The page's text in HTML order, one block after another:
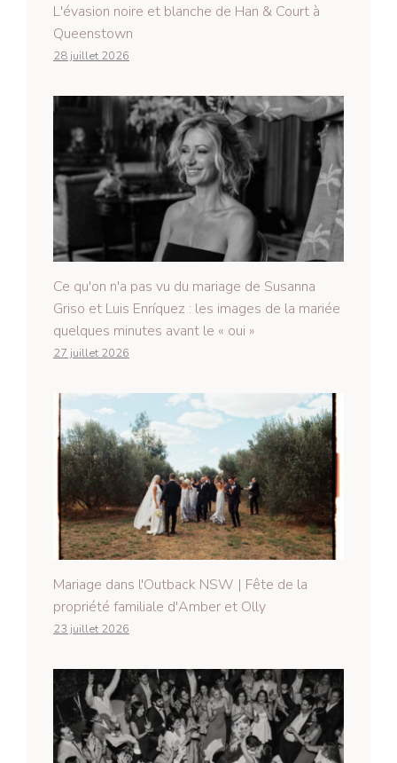
L'évasion noire et blanche de Han & Court à
Queenstown
28 juillet 2026
Ce qu'on n'a pas vu du mariage de Susanna
Griso et Luis Enríquez : les images de la mariée
quelques minutes avant le « oui »
27 juillet 2026
Mariage dans l'Outback NSW | Fête de la
propriété familiale d'Amber et Olly
23 juillet 2026